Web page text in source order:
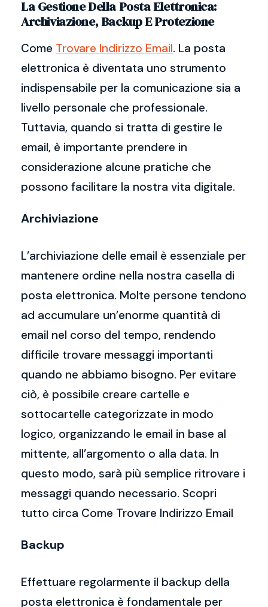
La Gestione Della Posta Elettronica:
Archiviazione, Backup E Protezione
Come Trovare Indirizzo Email. La posta
elettronica è diventata uno strumento
indispensabile per la comunicazione sia a
livello personale che professionale.
Tuttavia, quando si tratta di gestire le
email, è importante prendere in
considerazione alcune pratiche che
possono facilitare la nostra vita digitale.
Archiviazione
L’archiviazione delle email è essenziale per
mantenere ordine nella nostra casella di
posta elettronica. Molte persone tendono
ad accumulare un’enorme quantità di
email nel corso del tempo, rendendo
difficile trovare messaggi importanti
quando ne abbiamo bisogno. Per evitare
ciò, è possibile creare cartelle e
sottocartelle categorizzate in modo
logico, organizzando le email in base al
mittente, all’argomento o alla data. In
questo modo, sarà più semplice ritrovare i
messaggi quando necessario. Scopri
tutto circa Come Trovare Indirizzo Email
Backup
Effettuare regolarmente il backup della
posta elettronica è fondamentale per